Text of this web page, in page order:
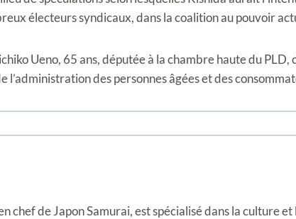
électeurs syndicaux, dans la coalition au pouvoir
Ueno, 65 ans, députée à la chambre haute du PLD,
l’administration des personnes âgées et des
chef de Japon Samurai, est spécialisé dans la culture